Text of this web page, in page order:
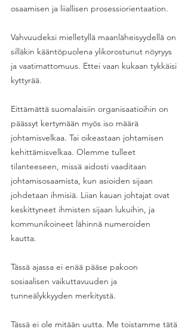
osaamisen ja liiallisen prosessiorientaation.
Vahvuudeksi mielletyllä maanläheisyydellä on
silläkin kääntöpuolena ylikorostunut nöyryys
ja vaatimattomuus. Ettei vaan kukaan tykkäisi
kyttyrää.
Eittämättä suomalaisiin organisaatioihin on
päässyt kertymään myös iso määrä
johtamisvelkaa. Tai oikeastaan johtamisen
kehittämisvelkaa. Olemme tulleet
tilanteeseen, missä aidosti vaaditaan
johtamisosaamista, kun asioiden sijaan
johdetaan ihmisiä. Liian kauan johtajat ovat
keskittyneet ihmisten sijaan lukuihin, ja
kommunikoineet lähinnä numeroiden
kautta.
Tässä ajassa ei enää pääse pakoon
sosiaalisen vaikuttavuuden ja
tunneälykkyyden merkitystä.
Tässä ei ole mitään uutta. Me toistamme tätä